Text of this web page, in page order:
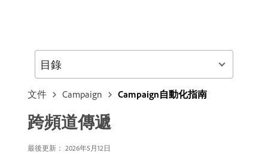
文件 Campaign Campaign自動化指南
跨頻道傳遞
最後更新： 2026年5月12日
目錄